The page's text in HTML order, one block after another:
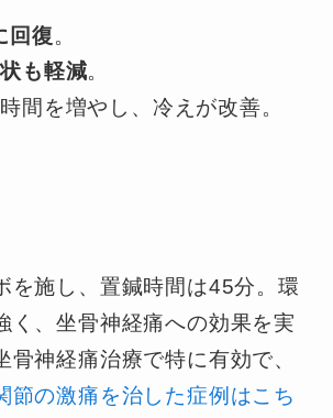
回復。
も軽減。
間を増やし、冷えが改善。
を施し、置鍼時間は45分。環
く、坐骨神経痛への効果を実
骨神経痛治療で特に有効で、
節の激痛を治した症例はこち